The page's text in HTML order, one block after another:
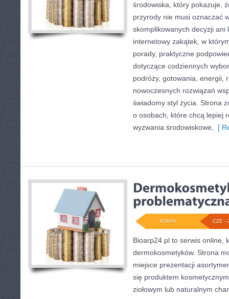
środowiska, który pokazuje,
przyrody nie musi oznaczać
skomplikowanych decyzji ani
internetowy zakątek, w
porady, praktyczne
dotyczące codziennych
podróży, gotowania, energii,
nowoczesnych rozwiązań
świadomy styl życia. Strona
o osobach, które chcą lepiej
wyzwania środowiskowe,
[
CZE -
ADMIN
Bioarp24.pl to serwis online,
dermokosmetyków. Strona
miejsce prezentacji
się produktem
ziołowym lub naturalnym